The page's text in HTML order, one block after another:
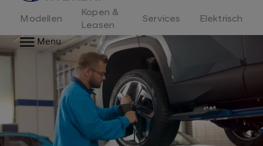
Modellen
Kopen &
Leasen
Services
Elektrisch
Menu